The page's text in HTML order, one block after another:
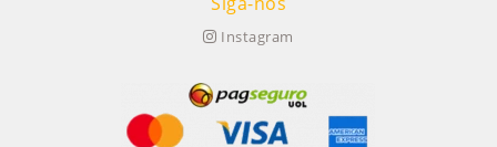
Instagram